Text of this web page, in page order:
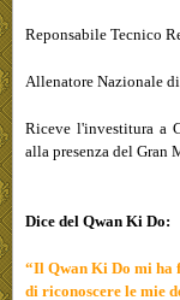
Reponsabile Tecnico
Allenatore Nazionale
Riceve l'investitura a
alla presenza del Gran
Dice del Qwan Ki Do:
“Il Qwan Ki Do mi ha
di riconoscere le mie